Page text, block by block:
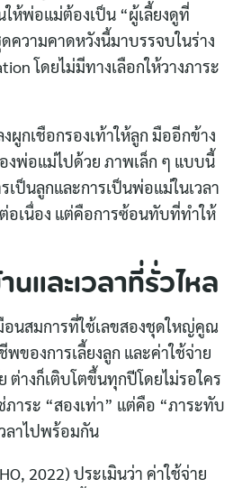
ห้พ่อแม่ต้องเป็น “ผู้เลี้ยงดูที่
วามคาดหวังนี้มาบรรจบในร่าง
โดยไม่มีทางเลือกให้วางภาระ
ผูกเชือกรองเท้าให้ลูก มืออีกข้าง
งพ่อแม่ไปด้วย ภาพเล็ก ๆ แบบนี้
เป็นลูกและการเป็นพ่อแม่ในเวลา
อเนื่อง แต่คือการซ้อนทับที่ทำให้
นและเวลาที่รั่วไหล
อนสมการที่ใช้เลขสองชุดใหญ่คูณ
ของการเลี้ยงลูก และค่าใช้จ่าย
ต่างก็เติบโตขึ้นทุกปีโดยไม่รอใคร
ภาระ “สองเท่า” แต่คือ “ภาระทับ
ลาไปพร้อมกัน
2022) ประเมินว่า ค่าใช้จ่าย